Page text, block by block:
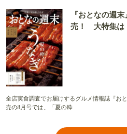
『おとなの週
売！ 大特集は
全店実食調査でお届けするグルメ情報誌『お
売の8月号では、「夏の粋…